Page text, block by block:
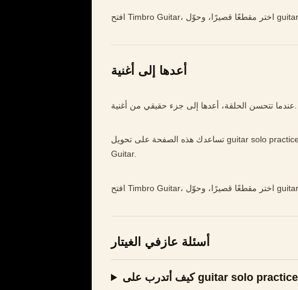
أعدها إلى أغنية
تساعدك هذه الصفحة على تحويل guitar solo practice إلى تدريب أوضح وأبطأ وأكثر موسيقية داخل Timbro
Guitar.
أسئلة عازفي الغيتار